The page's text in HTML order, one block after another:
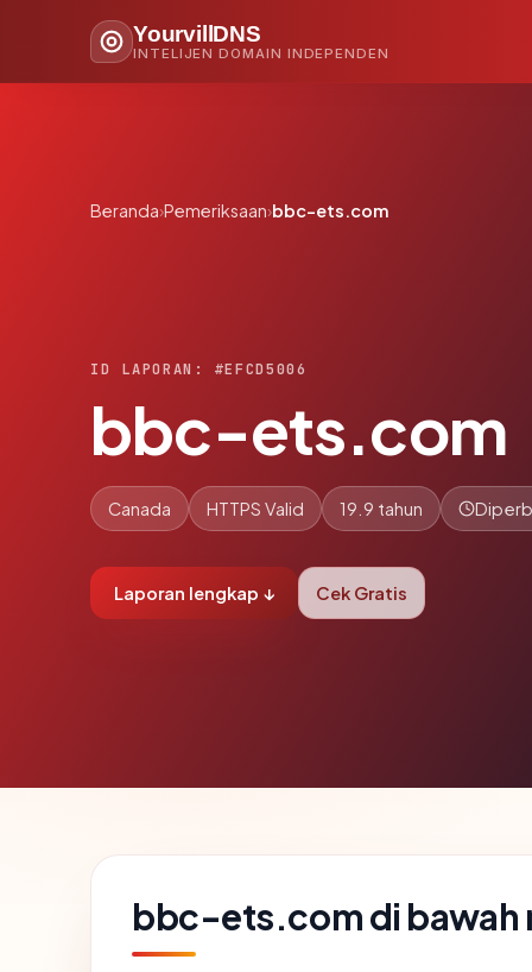
YourvillDNS
INTELIJEN DOMAIN INDEPENDEN
Beranda›Pemeriksaan›bbc-ets.com
ID LAPORAN: #EFCD5006
bbc-ets.com
Canada HTTPS Valid 19.9 tahun
Laporan lengkap ↓ Cek Gratis
bbc-ets.com di bawah